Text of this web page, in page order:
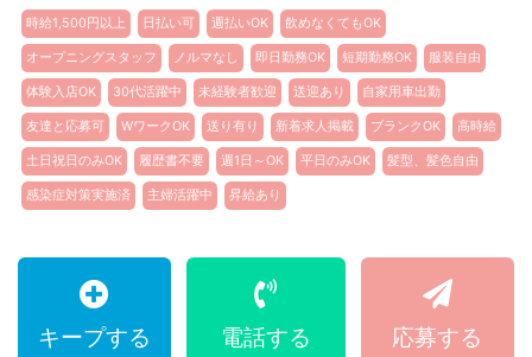
時給1,500円以上 日払い可 週払いOK 飲めなくてもOK
オープニングスタッフ ノルマなし 即日勤務OK 短期勤務OK 服装自由
体験入店OK 30代活躍中 未経験者歓迎 送迎あり 自家用車出勤
友達と応募可 WワークOK 送り有り 新着求人掲載 ブランクOK 高時給
土日祝日のみOK 履歴書不要 週1日～OK 平日のみOK 髪型、髪色自由
感染症対策実施済 主婦活躍中 昇給あり
キープする 電話する 応募する